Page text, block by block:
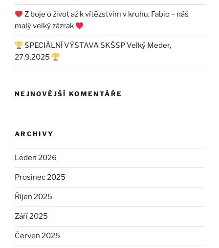
Z boje o život až k vítězstvím v kruhu. Fabio – náš
malý velký zázrak
SPECIÁLNÍ VÝSTAVA SKŠSP Velký Meder,
27.9.2025
NEJNOVĚJŠÍ KOMENTÁŘE
ARCHIVY
Leden 2026
Prosinec 2025
Říjen 2025
Září 2025
Červen 2025